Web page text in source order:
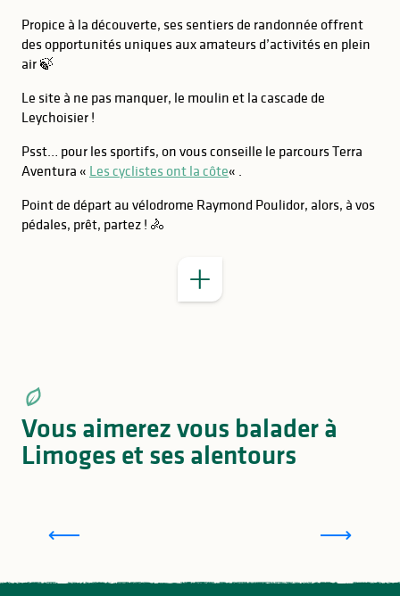
Propice à la découverte, ses sentiers de randonnée offrent
des opportunités uniques aux amateurs d’activités en plein
air 🍃
Le site à ne pas manquer, le moulin et la cascade de
Leychoisier !
Psst… pour les sportifs, on vous conseille le parcours Terra
Aventura « Les cyclistes ont la côte« .
Point de départ au vélodrome Raymond Poulidor, alors, à vos
pédales, prêt, partez ! 🚴
BON À SAVOIR
Vous aimerez vous balader à
Limoges et ses alentours